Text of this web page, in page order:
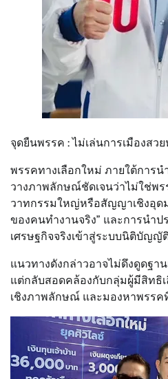
จุดยืนพรรค : ไม่เล่นการเมืองสว
พรรคทางเลือกใหม่ ภายใต้การน
วางภาพลักษณ์ชัดเจนว่าไม่ใช่พร
วาทกรรมใหญ่หรือสัญญาเชิงอุดม
ของคนทำงานจริง” และการนำ
เศรษฐกิจจริงเข้าสู่ระบบนิติบัญญั
แนวทางดังกล่าวอาจไม่ดึงดูดฐา
แต่กลับสอดคล้องกับกลุ่มผู้มีสิทธิเ
เชิงภาพลักษณ์ และมองหาพรรค